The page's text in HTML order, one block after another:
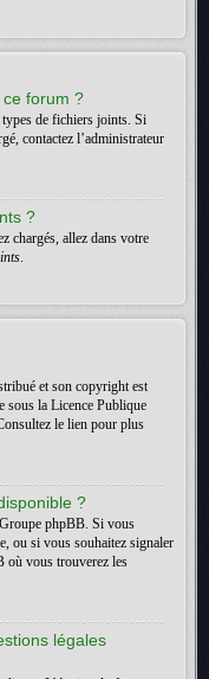
forum ?
de fichiers joints. Si
contactez l’administrateur
?
chargés, allez dans votre
.
et son copyright est
sous la Licence Publique
le lien pour plus
?
phpBB. Si vous
ou si vous souhaitez signaler
où vous trouverez les
légales